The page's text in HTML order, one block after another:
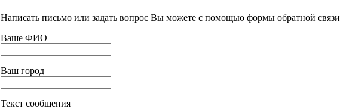
Написать письмо или задать вопрос Вы можете с помощью формы обратной связи
Ваше ФИО
Ваш город
Текст сообщения